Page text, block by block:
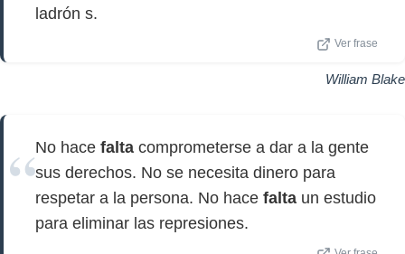
ladrón s.
Ver frase
William Blake
No hace falta comprometerse a dar a la gente
sus derechos. No se necesita dinero para
respetar a la persona. No hace falta un estudio
para eliminar las represiones.